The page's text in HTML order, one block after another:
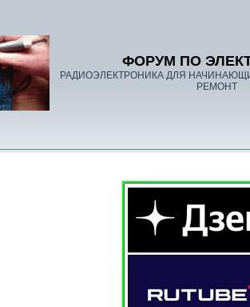
ФОРУМ ПО
РАДИОЭЛЕКТРОНИКА ДЛЯ
РЕМОНТ